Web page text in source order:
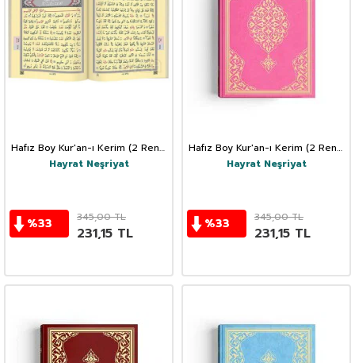
Hafız Boy Kur'an-ı Kerim (2 Renk,
Kırmızı, Mühürlü)
Hayrat Neşriyat
%33 345,00TL
231,15 TL
Hafız Boy Kur'an-ı Kerim (2 Renk,
Pembe, Mühürlü)
Hayrat Neşriyat
%33 345,00TL
231,15 TL